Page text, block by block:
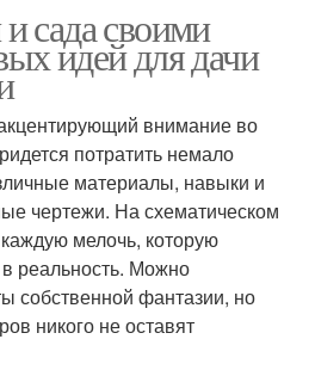
сада своими
идей для дачи
внимание во
потратить немало
материалы, навыки и
чертежи. На схематическом
мелочь, которую
реальность. Можно
собственной фантазии, но
никого не оставят